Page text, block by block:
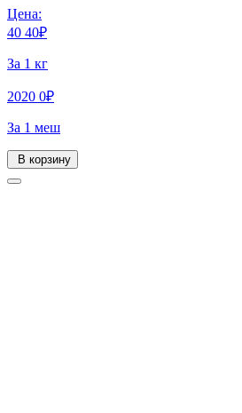
Цена:
40 40₽
За 1 кг
2020 0₽
За 1 меш
В корзину